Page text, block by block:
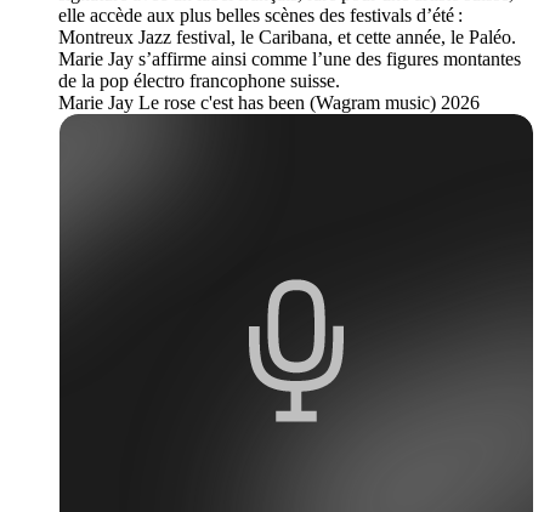
elle accède aux plus belles scènes des festivals d’été :
Montreux Jazz festival, le Caribana, et cette année, le Paléo.
Marie Jay s’affirme ainsi comme l’une des figures montantes
de la pop électro francophone suisse.
Marie Jay Le rose c'est has been (Wagram music) 2026